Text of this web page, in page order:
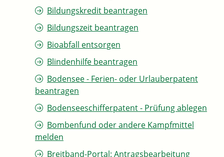
Bildungskredit beantragen
Bildungszeit beantragen
Bioabfall entsorgen
Blindenhilfe beantragen
Bodensee - Ferien- oder Urlauberpatent
beantragen
Bodenseeschifferpatent - Prüfung ablegen
Bombenfund oder andere Kampfmittel
melden
Breitband-Portal: Antragsbearbeitung